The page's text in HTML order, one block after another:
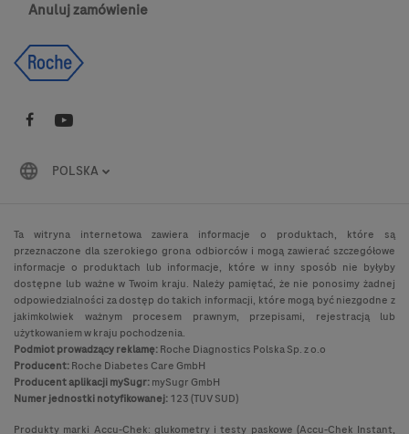
Anuluj zamówienie
POLSKA
Ta witryna internetowa zawiera informacje o produktach, które są
przeznaczone dla szerokiego grona odbiorców i mogą zawierać szczegółowe
informacje o produktach lub informacje, które w inny sposób nie byłyby
dostępne lub ważne w Twoim kraju. Należy pamiętać, że nie ponosimy żadnej
odpowiedzialności za dostęp do takich informacji, które mogą być niezgodne z
jakimkolwiek ważnym procesem prawnym, przepisami, rejestracją lub
użytkowaniem w kraju pochodzenia.
Podmiot prowadzący reklamę:Roche Diagnostics Polska Sp. z o.o
Producent:Roche Diabetes Care GmbH
Producent aplikacji mySugr:mySugr GmbH
Numer jednostki notyfikowanej:123 (TUV SUD)
Produkty marki Accu-Chek: glukometry i testy paskowe (Accu-Chek Instant,